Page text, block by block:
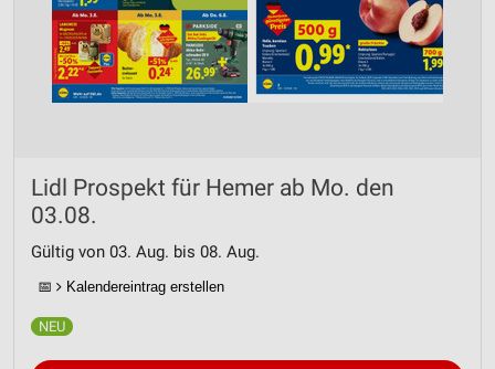
Lidl Prospekt für Hemer ab Mo. den
03.08.
Gültig von 03. Aug. bis 08. Aug.
📅 Kalendereintrag erstellen